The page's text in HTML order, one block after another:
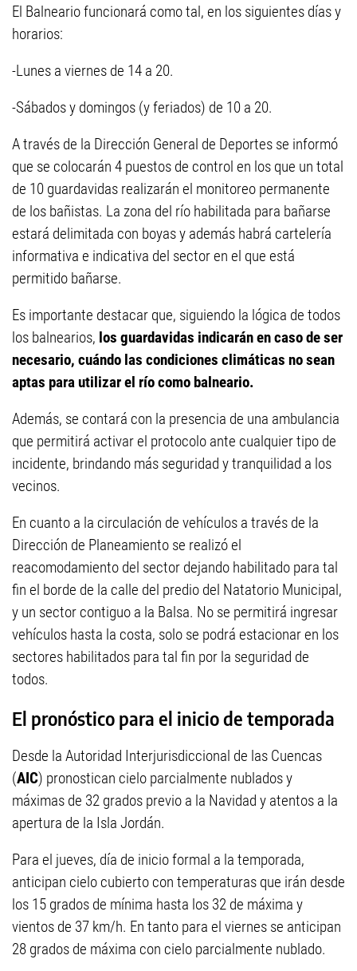
El Balneario funcionará como tal, en los siguientes días y
horarios:
-Lunes a viernes de 14 a 20.
-Sábados y domingos (y feriados) de 10 a 20.
A través de la Dirección General de Deportes se informó
que se colocarán 4 puestos de control en los que un total
de 10 guardavidas realizarán el monitoreo permanente
de los bañistas. La zona del río habilitada para bañarse
estará delimitada con boyas y además habrá cartelería
informativa e indicativa del sector en el que está
permitido bañarse.
Es importante destacar que, siguiendo la lógica de todos
los balnearios, los guardavidas indicarán en caso de ser
necesario, cuándo las condiciones climáticas no sean
aptas para utilizar el río como balneario.
Además, se contará con la presencia de una ambulancia
que permitirá activar el protocolo ante cualquier tipo de
incidente, brindando más seguridad y tranquilidad a los
vecinos.
En cuanto a la circulación de vehículos a través de la
Dirección de Planeamiento se realizó el
reacomodamiento del sector dejando habilitado para tal
fin el borde de la calle del predio del Natatorio Municipal,
y un sector contiguo a la Balsa. No se permitirá ingresar
vehículos hasta la costa, solo se podrá estacionar en los
sectores habilitados para tal fin por la seguridad de
todos.
El pronóstico para el inicio de temporada
Desde la Autoridad Interjurisdiccional de las Cuencas
(AIC) pronostican cielo parcialmente nublados y
máximas de 32 grados previo a la Navidad y atentos a la
apertura de la Isla Jordán.
Para el jueves, día de inicio formal a la temporada,
anticipan cielo cubierto con temperaturas que irán desde
los 15 grados de mínima hasta los 32 de máxima y
vientos de 37 km/h. En tanto para el viernes se anticipan
28 grados de máxima con cielo parcialmente nublado.